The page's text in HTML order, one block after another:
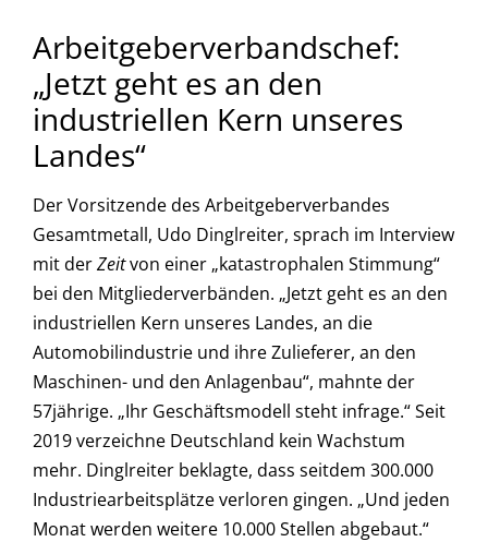
Arbeitgeberverbandschef:
„Jetzt geht es an den
industriellen Kern unseres
Landes“
Der Vorsitzende des Arbeitgeberverbandes
Gesamtmetall, Udo Dinglreiter, sprach im Interview
mit derZeitvon einer „katastrophalen Stimmung“
bei den Mitgliederverbänden. „Jetzt geht es an den
industriellen Kern unseres Landes, an die
Automobilindustrie und ihre Zulieferer, an den
Maschinen- und den Anlagenbau“, mahnte der
57jährige. „Ihr Geschäftsmodell steht infrage.“ Seit
2019 verzeichne Deutschland kein Wachstum
mehr. Dinglreiter beklagte, dass seitdem 300.000
Industriearbeitsplätze verloren gingen. „Und jeden
Monat werden weitere 10.000 Stellen abgebaut.“